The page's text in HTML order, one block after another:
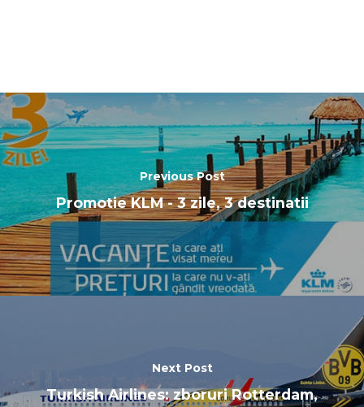
Previous Post
Promotie KLM - 3 zile, 3 destinatii
Next Post
Turkish Airlines: zboruri Rotterdam,